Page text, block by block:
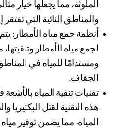
والمناطق النائية التي تفتقر إلى
الجفاف.